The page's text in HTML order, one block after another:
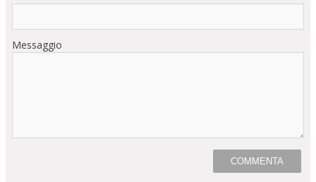
Messaggio